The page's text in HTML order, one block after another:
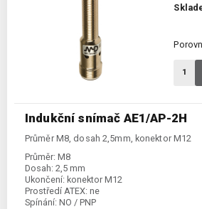
Indukční snímač AE1/AP-2H
Průměr M8, dosah 2,5mm, konektor M12
Průměr: M8
Dosah: 2,5 mm
Ukončení: konektor M12
Prostředí ATEX: ne
Spínání: NO / PNP